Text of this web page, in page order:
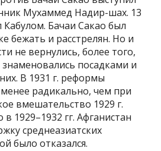
Мухаммед Надир-шах. 13
Кабулом. Бачаи Сакао был
бежать и расстрелян. Но и
не вернулись, более того,
знаменовались посадками и
В 1931 г. реформы
радикально, чем при
вмешательство 1929 г.
1929–1932 гг. Афганистан
среднеазиатских
было отказался.